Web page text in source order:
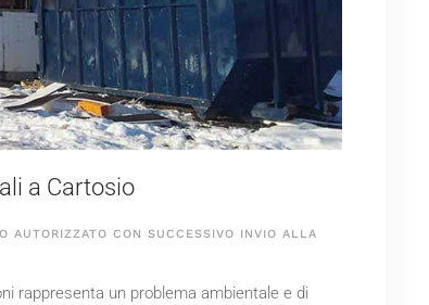
a Cartosio
AUTORIZZATO CON SUCCESSIVO INVIO ALLA
rappresenta un problema ambientale e di